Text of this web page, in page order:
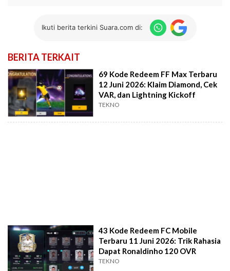
Ikuti berita terkini Suara.com di:
BERITA TERKAIT
69 Kode Redeem FF Max Terbaru
12 Juni 2026: Klaim Diamond, Cek
VAR, dan Lightning Kickoff
TEKNO
43 Kode Redeem FC Mobile
Terbaru 11 Juni 2026: Trik Rahasia
Dapat Ronaldinho 120 OVR
TEKNO